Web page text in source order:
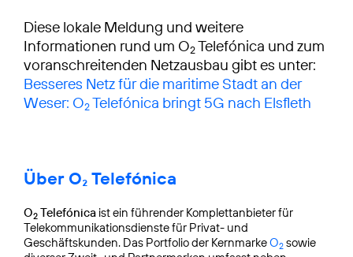
Diese lokale Meldung und weitere
Informationen rund um O2Telefónica und zum
voranschreitenden Netzausbau gibt es unter:
Besseres Netz für die maritime Stadt an der
Weser: O2Telefónica bringt 5G nach Elsfleth
Über O₂ Telefónica
O2 Telefónica ist ein führender Komplettanbieter für
Telekommunikationsdienste für Privat- und
Geschäftskunden. Das Portfolio der KernmarkeO2 sowie